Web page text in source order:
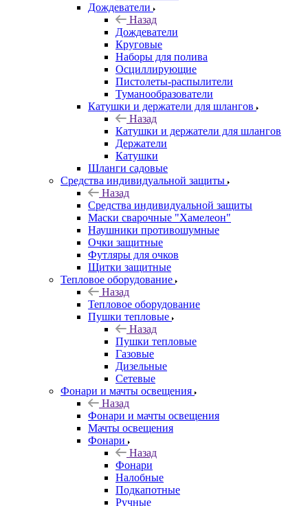
Дождеватели
Назад
Дождеватели
Круговые
Наборы для полива
Осциллирующие
Пистолеты-распылители
Туманообразователи
Катушки и держатели для шлангов
Назад
Катушки и держатели для шлангов
Держатели
Катушки
Шланги садовые
Средства индивидуальной защиты
Назад
Средства индивидуальной защиты
Маски сварочные "Хамелеон"
Наушники противошумные
Очки защитные
Футляры для очков
Щитки защитные
Тепловое оборудование
Назад
Тепловое оборудование
Пушки тепловые
Назад
Пушки тепловые
Газовые
Дизельные
Сетевые
Фонари и мачты освещения
Назад
Фонари и мачты освещения
Мачты освещения
Фонари
Назад
Фонари
Налобные
Подкапотные
Ручные